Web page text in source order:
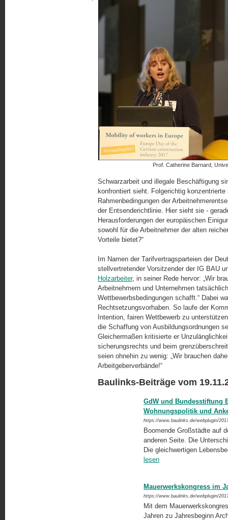
Prof. Catherine Barnard,
Schwarzarbeit und illegale Beschäftigung
konfrontiert sieht. Folgerichtig
Rahmenbedingungen der
der Entsenderichtlinie. Hier sieht sie -
Herausforderungen der europäischen
sowohl für die Arbeitnehmer der alten
Vorteile bietet?“
Im Namen der Tarifvertragsparteien der
stellvertretender Vorsitzender der IG BAU
Holzarbeiter, in seiner Rede hervor: „Wir
Arbeitnehmern und Unternehmen
Wettbewerbsbedingungen schafft.“ Dabei
Rechtsetzungsvorhaben. So laufe der
Intention, fairen Wettbewerb zu
die Schaffung von Ausbil­dungs­ordnungen
Gleichermaßen kritisierte er
siche­rungsrechts und beim
seien ohnehin zu wenig: „Wir brauchen
Arbeitgeberverbände!“
Baulinks-Beiträge vom
GdW und Bundesstiftung
Wohnungspolitik und
https://www.baulinks.de/webplugin/
Boomende Großstädte auf
anderen Seite. Die
Die gleichwertigen
lesen
Mauerwerkskongress im
https://www.baulinks.de/webplugin/
Mit dem
Jahren zu Jahresbeginn